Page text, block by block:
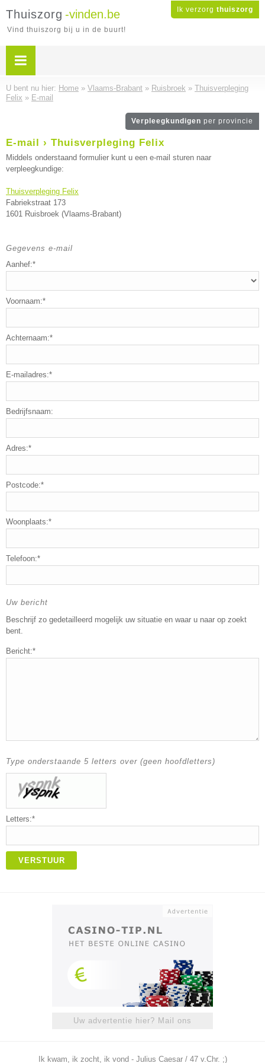
Ik verzorg thuiszorg
Thuiszorg -vinden.be
Vind thuiszorg bij u in de buurt!
U bent nu hier: Home » Vlaams-Brabant » Ruisbroek » Thuisverpleging
Felix » E-mail
Verpleegkundigen per provincie
E-mail › Thuisverpleging Felix
Middels onderstaand formulier kunt u een e-mail sturen naar
verpleegkundige:
Thuisverpleging Felix
Fabriekstraat 173
1601 Ruisbroek (Vlaams-Brabant)
Gegevens e-mail
Aanhef:*
Voornaam:*
Achternaam:*
E-mailadres:*
Bedrijfsnaam:
Adres:*
Postcode:*
Woonplaats:*
Telefoon:*
Uw bericht
Beschrijf zo gedetailleerd mogelijk uw situatie en waar u naar op zoekt
bent.
Bericht:*
Type onderstaande 5 letters over (geen hoofdletters)
Letters:*
VERSTUUR
Uw advertentie hier? Mail ons
Ik kwam, ik zocht, ik vond - Julius Caesar / 47 v.Chr. ;)